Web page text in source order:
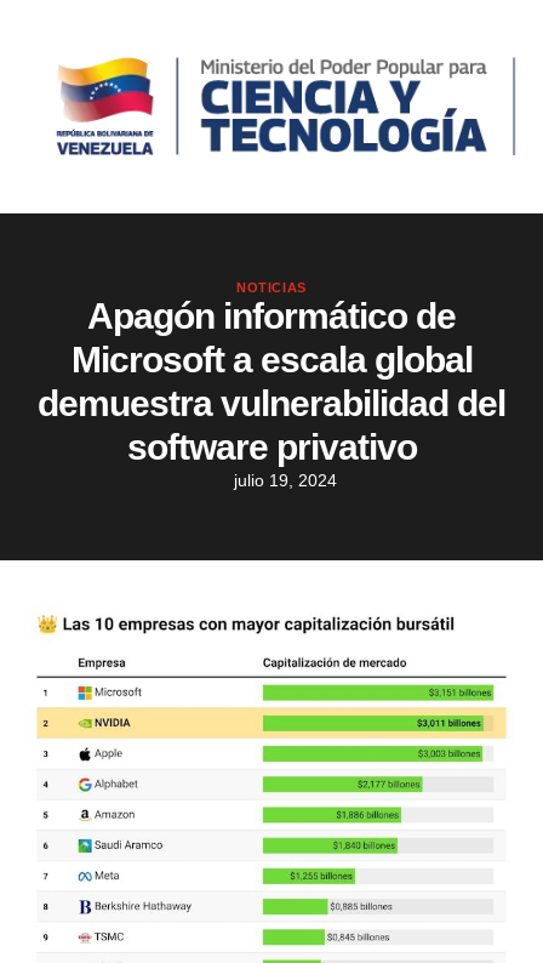
NOTICIAS
Apagón informático de
Microsoft a escala global
demuestra vulnerabilidad del
software privativo
julio 19, 2024